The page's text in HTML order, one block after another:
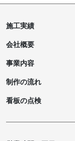
施工実績
会社概要
事業内容
制作の流れ
看板の点検